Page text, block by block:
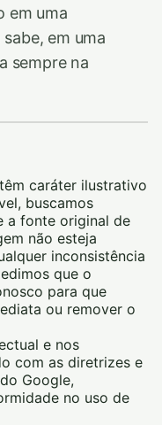
em uma
em uma
sempre na
caráter ilustrativo
buscamos
a fonte original de
não esteja
inconsistência
que o
para que
ou remover o
e nos
com as diretrizes e
Google,
no uso de